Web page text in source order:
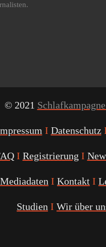
© 2021
I Datenschutz
I Registrierung I
Mediadaten I Kontakt I
Studien I Wir über